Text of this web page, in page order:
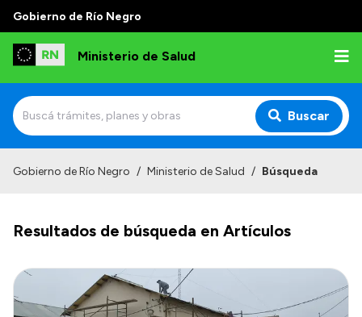
Gobierno de Río Negro
Ministerio de Salud
Buscar
Normativa y Funciones
Autoridades
Consejos locales
Gobierno de Río Negro / Ministerio de Salud / Búsqueda
Resultados de búsqueda en Artículos